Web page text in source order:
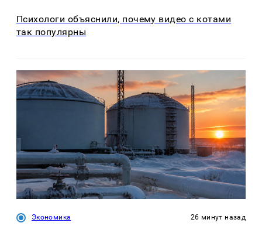
Психологи объяснили, почему видео с котами
так популярны
Экономика 26 минут назад